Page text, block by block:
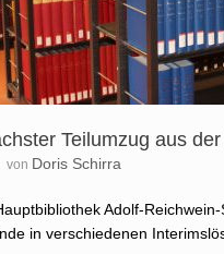
Teilumzug aus
von Doris Schirra
Adolf-
in verschiedenen